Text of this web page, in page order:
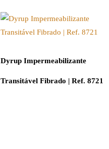
Dyrup Impermeabilizante
Transitável Fibrado | Ref. 8721